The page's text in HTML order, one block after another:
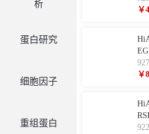
析
蛋白研究
细胞因子
重组蛋白
￥
因
￥
蛋